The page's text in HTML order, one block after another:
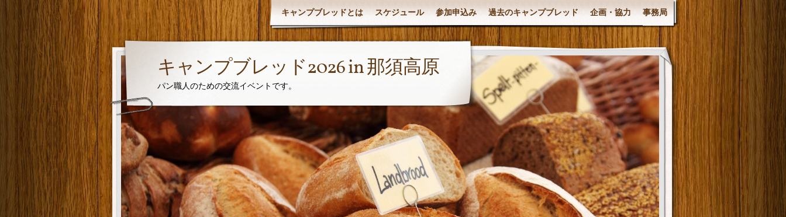
キャンプブレッドとは スケジュール 参加申込み 過去のキャンプブレッド 企画・協力 事務局
キャンプブレッド2026 in 那須高原
パン職人のための交流イベントです。